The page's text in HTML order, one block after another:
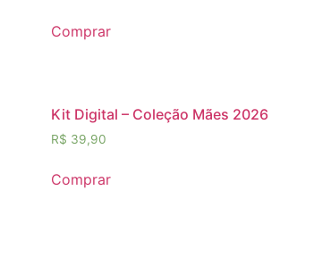
Comprar
Kit Digital – Coleção Mães 2026
R$ 39,90
Comprar